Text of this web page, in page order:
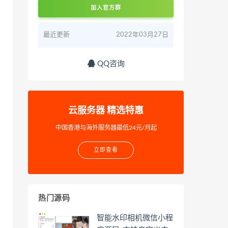
加入官方群
最近更新 2022年03月27日
QQ咨询
云服务器 精选特惠
中国香港与海外服务器最低24元/月起
立即查看
热门源码
智能水印相机微信小程